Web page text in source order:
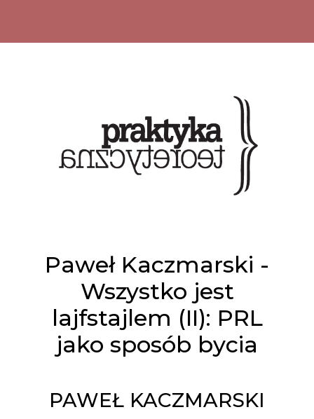
Paweł Kaczmarski -
Wszystko jest
lajfstajlem (II): PRL
jako sposób bycia
PAWEŁ KACZMARSKI